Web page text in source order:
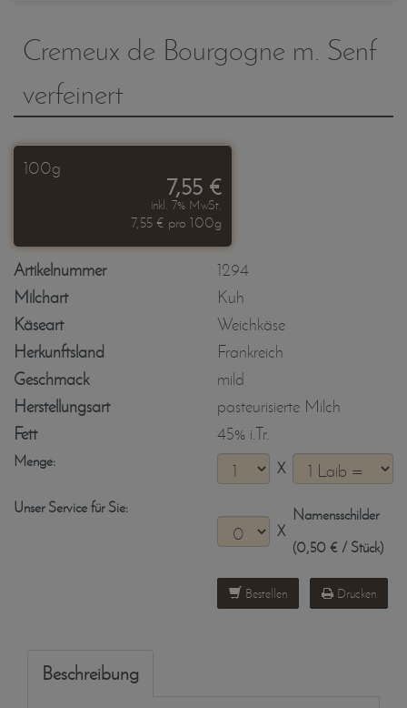
Cremeux de Bourgogne m. Senf
verfeinert
100g
7,55 €
inkl. 7% MwSt.
7,55 € pro 100g
Artikelnummer
1294
Milchart
Kuh
Käseart
Weichkäse
Herkunftsland
Frankreich
Geschmack
mild
Herstellungsart
pasteurisierte Milch
Fett
45% i.Tr.
Menge: X
Unser Service für Sie:
X
Namensschilder
(0,50 € / Stück)
Bestellen Drucken
Beschreibung